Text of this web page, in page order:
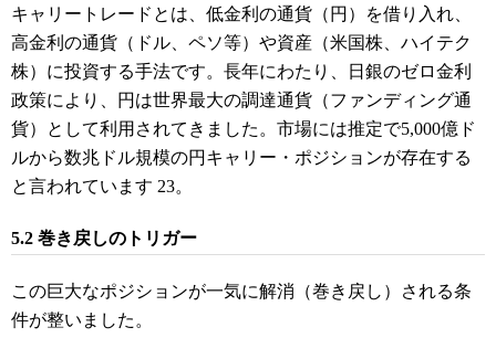
キャリートレードとは、低金利の通貨（円）を借り入れ、
高金利の通貨（ドル、ペソ等）や資産（米国株、ハイテク
株）に投資する手法です。長年にわたり、日銀のゼロ金利
政策により、円は世界最大の調達通貨（ファンディング通
貨）として利用されてきました。市場には推定で5,000億ド
ルから数兆ドル規模の円キャリー・ポジションが存在する
と言われています 23。
5.2 巻き戻しのトリガー
この巨大なポジションが一気に解消（巻き戻し）される条
件が整いました。